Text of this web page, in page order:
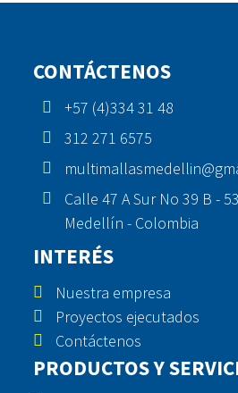
CONTÁCTENOS
+57 (4)334 31 48
312 271 6575
Calle 47 A Sur No 39 B -
Medellín - Colombia
INTERÉS
Nuestra empresa
Proyectos ejecutados
Contáctenos
PRODUCTOS Y